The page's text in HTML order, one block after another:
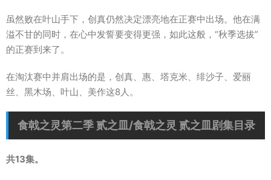
虽然败在叶山手下，创真仍然决定漂亮地在正赛中出场。他在满
溢不甘的同时，在心中发誓要变得更强，如此这般，“秋季选拔”
的正赛到来了。
在淘汰赛中并肩出场的是，创真、惠、塔克米、绯沙子、爱丽
丝、黑木场、叶山、美作这8人。
食戟之灵第二季 贰之皿/食戟之灵 贰之皿剧集目录
共13集。